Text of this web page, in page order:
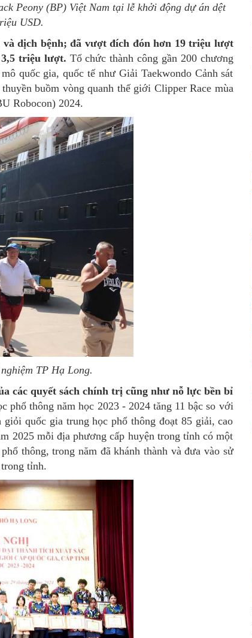
Peony (BP) Việt Nam tại lễ khởi động dự án dệt
USD.
dịch bệnh; đã vượt đích đón hơn 19 triệu lượt
triệu lượt. Tổ chức thành công gần 200 chương
quốc gia, quốc tế như Giải Taekwondo Cảnh sát
buồm vòng quanh thế giới Clipper Race mùa
Robocon) 2024.
TP Hạ Long.
các quyết sách chính trị cũng như nỗ lực bền bỉ
thông năm học 2023 - 2024 tăng 11 bậc so với
quốc gia trung học phổ thông đoạt 85 giải, cao
2025 mỗi địa phương cấp huyện trong tỉnh có một
thông, trong năm đã khánh thành và đưa vào sử
tỉnh.